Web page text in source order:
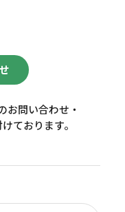
お問い合わせ・
ております。